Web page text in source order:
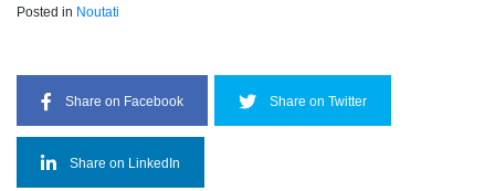
Posted in Noutati
Share on Facebook Share on Twitter
Share on LinkedIn